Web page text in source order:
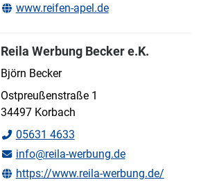
www.reifen-apel.de
Reila Werbung Becker e.K.
Björn Becker
Ostpreußenstraße 1
34497 Korbach
05631 4633
info@reila-werbung.de
https://www.reila-werbung.de/